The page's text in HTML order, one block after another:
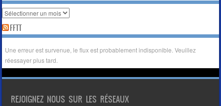
Archives
FFTT
Une erreur est survenue, le flux est probablement indisponible. Veuillez
réessayer plus tard.
REJOIGNEZ NOUS SUR LES RÉSEAUX